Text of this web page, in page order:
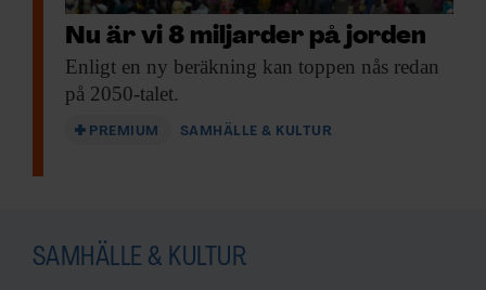
Nu är vi 8 miljarder på jorden
Enligt en ny beräkning kan toppen nås redan
på 2050-talet.
PREMIUM SAMHÄLLE & KULTUR
SAMHÄLLE & KULTUR